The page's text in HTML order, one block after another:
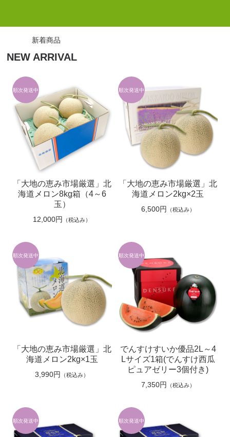
新着商品
NEW ARRIVAL
「大地の恵み市場厳選」北
海道メロン8kg箱（4～6
玉）
12,000円 （税込み）
「大地の恵み市場厳選」北
海道メロン2kg×2玉
6,500円 （税込み）
「大地の恵み市場厳選」北
海道メロン2kg×1玉
3,990円 （税込み）
でんすけすいか優品2L～4
Lサイズ1箱(でんすけ西瓜
ピュアゼリー3個付き)
7,350円 （税込み）